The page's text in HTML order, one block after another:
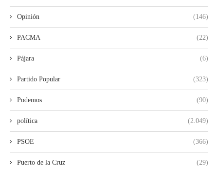
Opinión (146)
PACMA (22)
Pájara (6)
Partido Popular (323)
Podemos (90)
política (2.049)
PSOE (366)
Puerto de la Cruz (29)